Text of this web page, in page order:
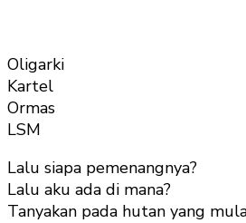
Oligarki
Kartel
Ormas
LSM
Lalu siapa pemenangnya?
Lalu aku ada di mana?
Tanyakan pada hutan yang